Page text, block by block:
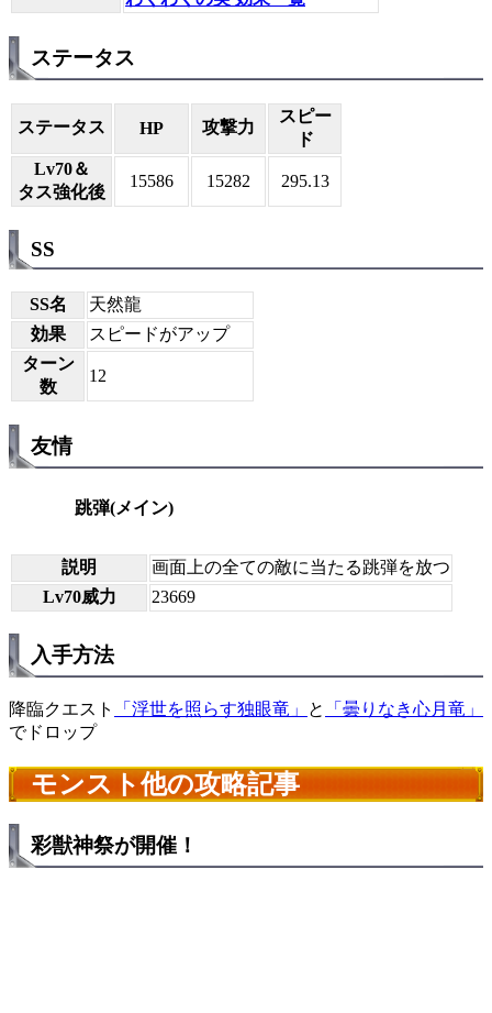
ステータス
ステータス HP 攻撃力
スピー
ド
Lv70＆
タス強化後
15586 15282 295.13
SS
SS名
天然龍
効果
スピードがアップ
ターン
数
12
友情
跳弾(メイン)
説明
画面上の全ての敵に当たる跳弾を放つ
Lv70威力
23669
入手方法
降臨クエスト 「浮世を照らす独眼竜」 と
「曇りなき心月竜」
でドロップ
モンスト他の攻略記事
彩獣神祭が開催！